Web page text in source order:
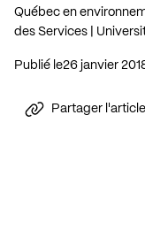
Québec en
des Services |
Publié le 26 janvier
Partager l'article